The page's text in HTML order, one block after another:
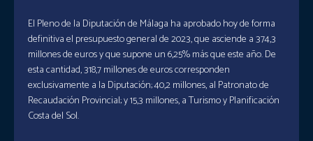
El Pleno de la Diputación de Málaga ha aprobado hoy de forma
definitiva el presupuesto general de 2023, que asciende a 374,3
millones de euros y que supone un 6,25% más que este año. De
esta cantidad, 318,7 millones de euros corresponden
exclusivamente a la Diputación; 40,2 millones, al Patronato de
Recaudación Provincial; y 15,3 millones, a Turismo y Planificación
Costa del Sol.